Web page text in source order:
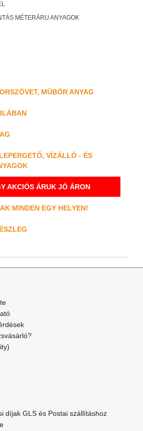
MÉTERÁRU ANYAGOK
MŰBŐR ANYAG
VÍZÁLLÓ - ÉS
AKCIÓS ÁRUK JÓ ÁRON
MINDEN EGY HELYEN!
díjak GLS és Postai szállításhoz